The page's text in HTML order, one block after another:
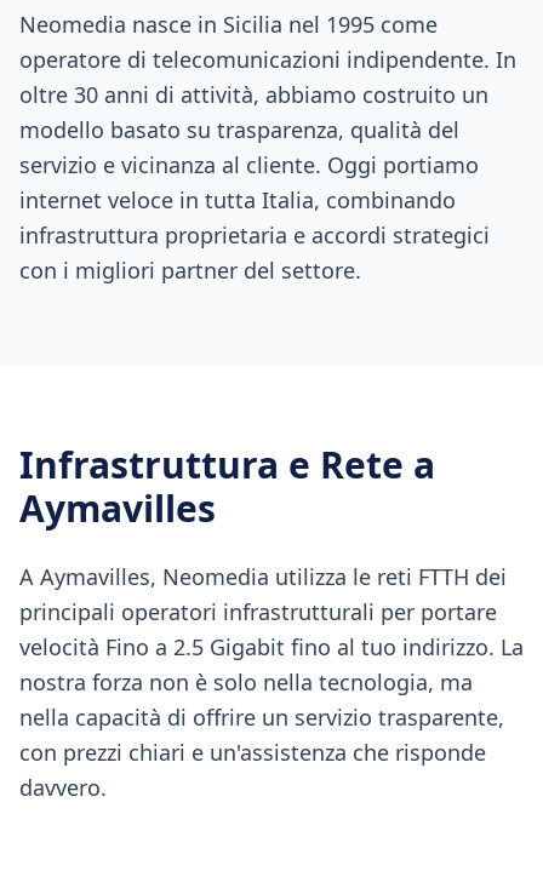
Neomedia nasce in Sicilia nel 1995 come
operatore di telecomunicazioni indipendente. In
oltre 30 anni di attività, abbiamo costruito un
modello basato su trasparenza, qualità del
servizio e vicinanza al cliente. Oggi portiamo
internet veloce in tutta Italia, combinando
infrastruttura proprietaria e accordi strategici
con i migliori partner del settore.
Infrastruttura e Rete a
Aymavilles
A Aymavilles, Neomedia utilizza le reti FTTH dei
principali operatori infrastrutturali per portare
velocità Fino a 2.5 Gigabit fino al tuo indirizzo. La
nostra forza non è solo nella tecnologia, ma
nella capacità di offrire un servizio trasparente,
con prezzi chiari e un'assistenza che risponde
davvero.